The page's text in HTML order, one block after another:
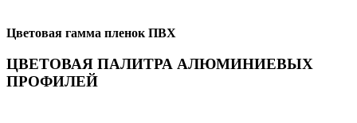
Цветовая гамма пленок ПВХ
ЦВЕТОВАЯ ПАЛИТРА АЛЮМИНИЕВЫХ
ПРОФИЛЕЙ